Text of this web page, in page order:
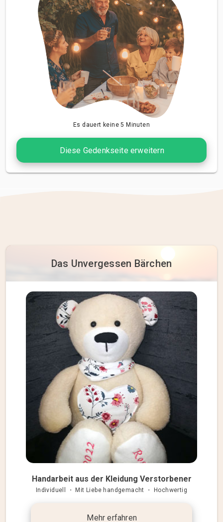
Es dauert keine 5 Minuten
Diese Gedenkseite erweitern
Das Unvergessen Bärchen
Handarbeit aus der Kleidung Verstorbener
Individuell ・ Mit Liebe handgemacht ・ Hochwertig
Mehr erfahren